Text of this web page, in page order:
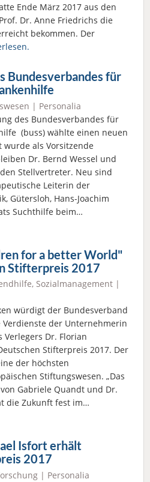
Ende März 2017 aus den
Dr. Anne Friedrichs die
bekommen. Der
Bundesverbandes für
| Personalia
des Bundesverbandes für
(buss) wählte einen neuen
wurde als Vorsitzende
Dr. Bernd Wessel und
Stellvertreter. Neu sind
Leiterin der
Gütersloh, Hans-Joachim
Suchthilfe beim…
for a better World"
Stifterpreis 2017
, Sozialmanagement |
würdigt der Bundesverband
der Unternehmerin
Dr. Florian
Stifterpreis 2017. Der
der höchsten
Stiftungswesen. „Das
Gabriele Quandt und Dr.
die Zukunft fest im…
Isfort erhält
2017
| Personalia